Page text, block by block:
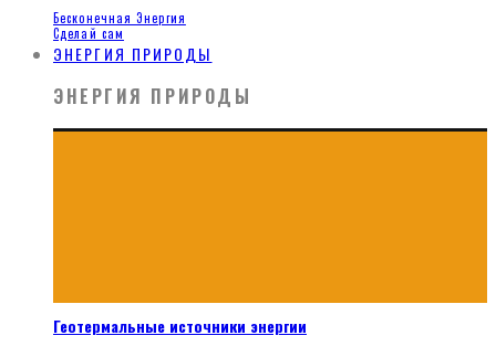
Бесконечная Энергия
Сделай сам
ЭНЕРГИЯ ПРИРОДЫ
ЭНЕРГИЯ ПРИРОДЫ
Геотермальные источники энергии